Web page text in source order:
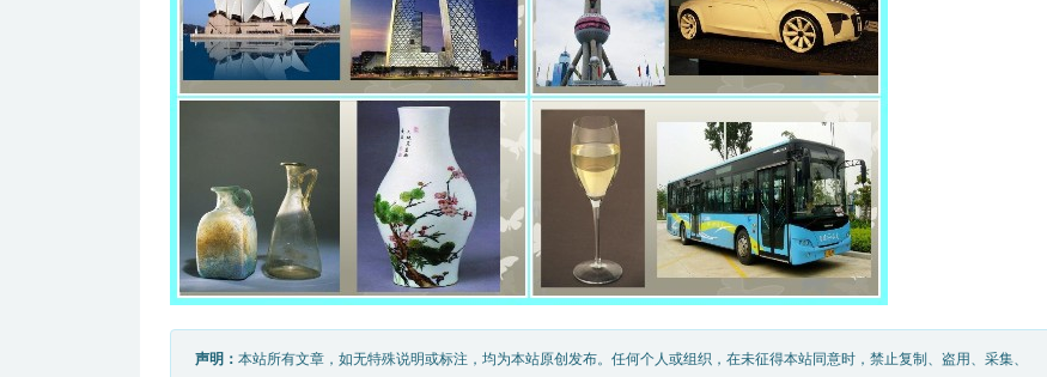
声明： 本站所有文章，如无特殊说明或标注，均为本站原创发布。任何个人或组织，在未征得本站同意时，禁止复制、盗用、采集、